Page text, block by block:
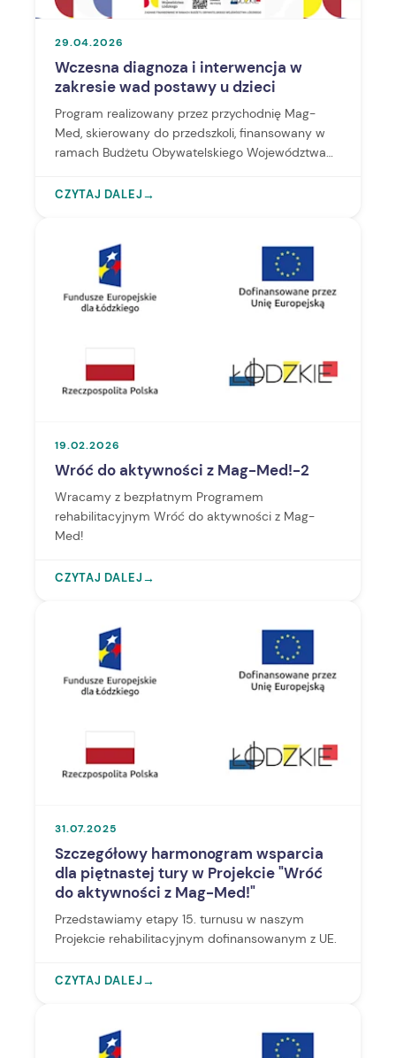
29.04.2026
Wczesna diagnoza i interwencja w
zakresie wad postawy u dzieci
Program realizowany przez przychodnię Mag-
Med, skierowany do przedszkoli, finansowany w
ramach Budżetu Obywatelskiego Województwa
CZYTAJ DALEJ→
19.02.2026
Wróć do aktywności z Mag-Med!-2
Wracamy z bezpłatnym Programem
rehabilitacyjnym Wróć do aktywności z Mag-
Med!
CZYTAJ DALEJ→
31.07.2025
Szczegółowy harmonogram wsparcia
dla piętnastej tury w Projekcie "Wróć
do aktywności z Mag-Med!"
Przedstawiamy etapy 15. turnusu w naszym
Projekcie rehabilitacyjnym dofinansowanym z UE.
CZYTAJ DALEJ→